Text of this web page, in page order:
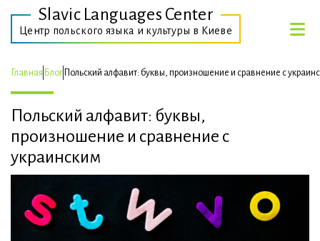
Slavic Languages Center
Центр польского языка и культуры в Киеве
Главная Блог Польский алфавит: буквы, произношение и сравнение с
Польский алфавит: буквы,
произношение и сравнение с
украинским